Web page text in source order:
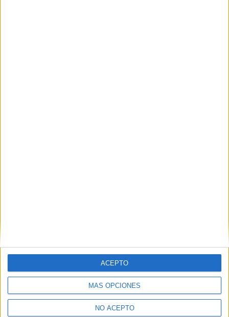
MÁS OPCIONES
NO ACEPTO
ACEPTO